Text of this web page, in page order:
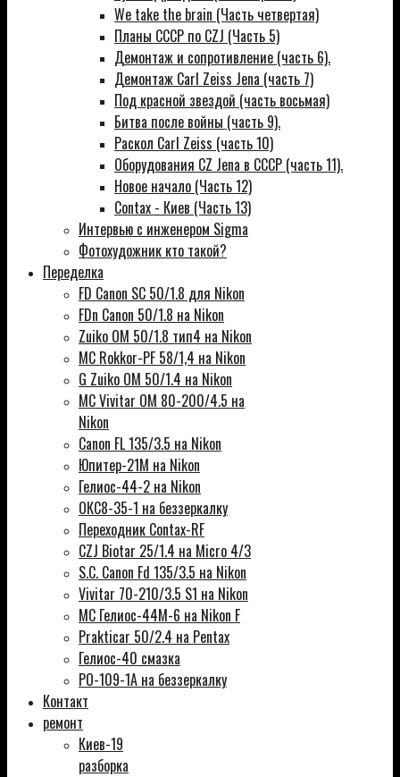
We take the brain (Часть четвертая)
Планы СССР по CZJ (Часть 5)
Демонтаж и сопротивление (часть 6).
Демонтаж Carl Zeiss Jena (часть 7)
Под красной звездой (часть восьмая)
Битва после войны (часть 9).
Раскол Carl Zeiss (часть 10)
Оборудования CZ Jena в СССР (часть 11).
Новое начало (Часть 12)
Contax - Киев (Часть 13)
Интервью с инженером Sigma
Фотохудожник кто такой?
Переделка
FD Canon SC 50/1.8 для Nikon
FDn Canon 50/1.8 на Nikon
Zuiko OM 50/1.8 тип4 на Nikon
MC Rokkor-PF 58/1,4 на Nikon
G Zuiko OM 50/1.4 на Nikon
MC Vivitar OM 80-200/4.5 на
Nikon
Canon FL 135/3.5 на Nikon
Юпитер-21М на Nikon
Гелиос-44-2 на Nikon
ОКС8-35-1 на беззеркалку
Переходник Contax-RF
CZJ Biotar 25/1.4 на Micro 4/3
S.C. Canon Fd 135/3.5 на Nikon
Vivitar 70-210/3.5 S1 на Nikon
МС Гелиос-44М-6 на Nikon F
Prakticar 50/2.4 на Pentax
Гелиос-40 смазка
РО-109-1А на беззеркалку
Контакт
ремонт
Киев-19
разборка